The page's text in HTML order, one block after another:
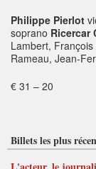
Philippe Pierlot
soprano Ricercar
Lambert,
Rameau, Jean-
€ 31 – 20
Billets les plus